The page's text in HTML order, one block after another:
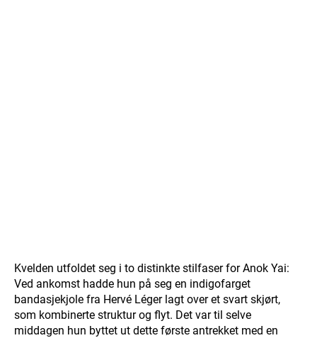
Kvelden utfoldet seg i to distinkte stilfaser for Anok Yai:
Ved ankomst hadde hun på seg en indigofarget
bandasjekjole fra Hervé Léger lagt over et svart skjørt,
som kombinerte struktur og flyt. Det var til selve
middagen hun byttet ut dette første antrekket med en